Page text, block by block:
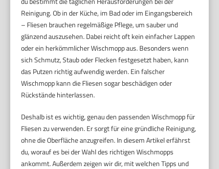
Reinigung. Ob in der Küche, im Bad oder im Eingangsbereich
– Fliesen brauchen regelmäßige Pflege, um sauber und
glänzend auszusehen. Dabei reicht oft kein einfacher Lappen
oder ein herkömmlicher Wischmopp aus. Besonders wenn
sich Schmutz, Staub oder Flecken festgesetzt haben, kann
das Putzen richtig aufwendig werden. Ein falscher
Wischmopp kann die Fliesen sogar beschädigen oder
Rückstände hinterlassen.
Deshalb ist es wichtig, genau den passenden Wischmopp für
Fliesen zu verwenden. Er sorgt für eine gründliche Reinigung,
ohne die Oberfläche anzugreifen. In diesem Artikel erfährst
du, worauf es bei der Wahl des richtigen Wischmopps
ankommt. Außerdem zeigen wir dir, mit welchen Tipps und